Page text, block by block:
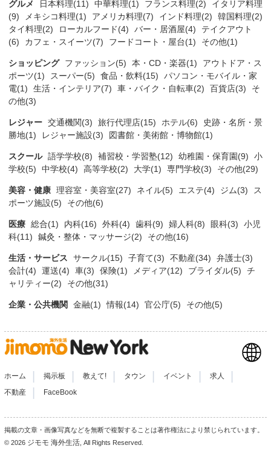
グルメ 日本料理(11) 中華料理(1) フランス料理(2)
イタリア料理
(9)
メキシコ料理(1) アメリカ料理(7) インド料理(2)
韓国料理(2)
タイ料理(2)
ローカルフード(4) バー・居酒屋(4)
テイクアウト
(6)
カフェ・スイーツ(7) フードコート・屋台(1) その他(1)
ショッピング ファッション(5) 本・CD・楽器(1)
アウトドア・ス
ポーツ(1)
スーパー(5) 食品・飲料(15)
パソコン・モバイル・家
電(1)
生活・インテリア(7) 車・バイク・自転車(2) 百貨店(3)
そ
の他(3)
レジャー 交通機関(3) 旅行代理店(15) ホテル(6)
史跡・名所・景
勝地(1)
レジャー施設(3) 図書館・美術館・博物館(1)
スクール 語学学校(8) 補習校・学習塾(12) 幼稚園・保育園(9)
小
学校(5)
中学校(4) 高等学校(2) 大学(1) 専門学校(3) その他(29)
美容・健康 理容室・美容室(27) ネイル(5) エステ(4) ジム(3)
ス
ポーツ施設(5)
その他(6)
医療 総合(1) 内科(16) 外科(4) 歯科(9) 婦人科(8) 眼科(3)
小児
科(11)
鍼灸・整体・マッサージ(2) その他(16)
生活・サービス サークル(15) 子育て(3) 不動産(34)
弁護士(3)
会計(4)
運送(4) 車(3) 保険(1) メディア(12) ブライダル(5)
チ
ャリティー(2)
その他(31)
企業・公共機関 金融(1) 情報(14) 官公庁(5) その他(5)
ホーム 掲示板 教えて! タウン イベント 求人
不動産 FaceBook
掲載の文章・画像写真などを無断で複製することは著作権法により禁じられています。
© 2026 ジモモ 海外生活 , All Rights Reserved.